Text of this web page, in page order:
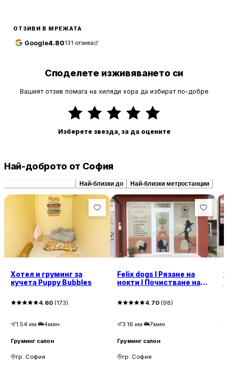
ОТЗИВИ В МРЕЖАТА
Google4.80131 отзива
Споделете изживяването си
Вашият отзив помага на хиляди хора да избират по-добре
Изберете звезда, за да оцените
Най-доброто от София
Най-близки до Най-близки метростанции
Хотел и груминг за
кучета Puppy Bubbles
4.60 (173)
1.54 км· 4мин.
Груминг салон
гр. София
Felix dogs І Рязане на
нокти І Почистване на
Къпане І Сушене и
Подстригване
4.70 (98)
3.16 км· 7мин.
Груминг салон
гр. София